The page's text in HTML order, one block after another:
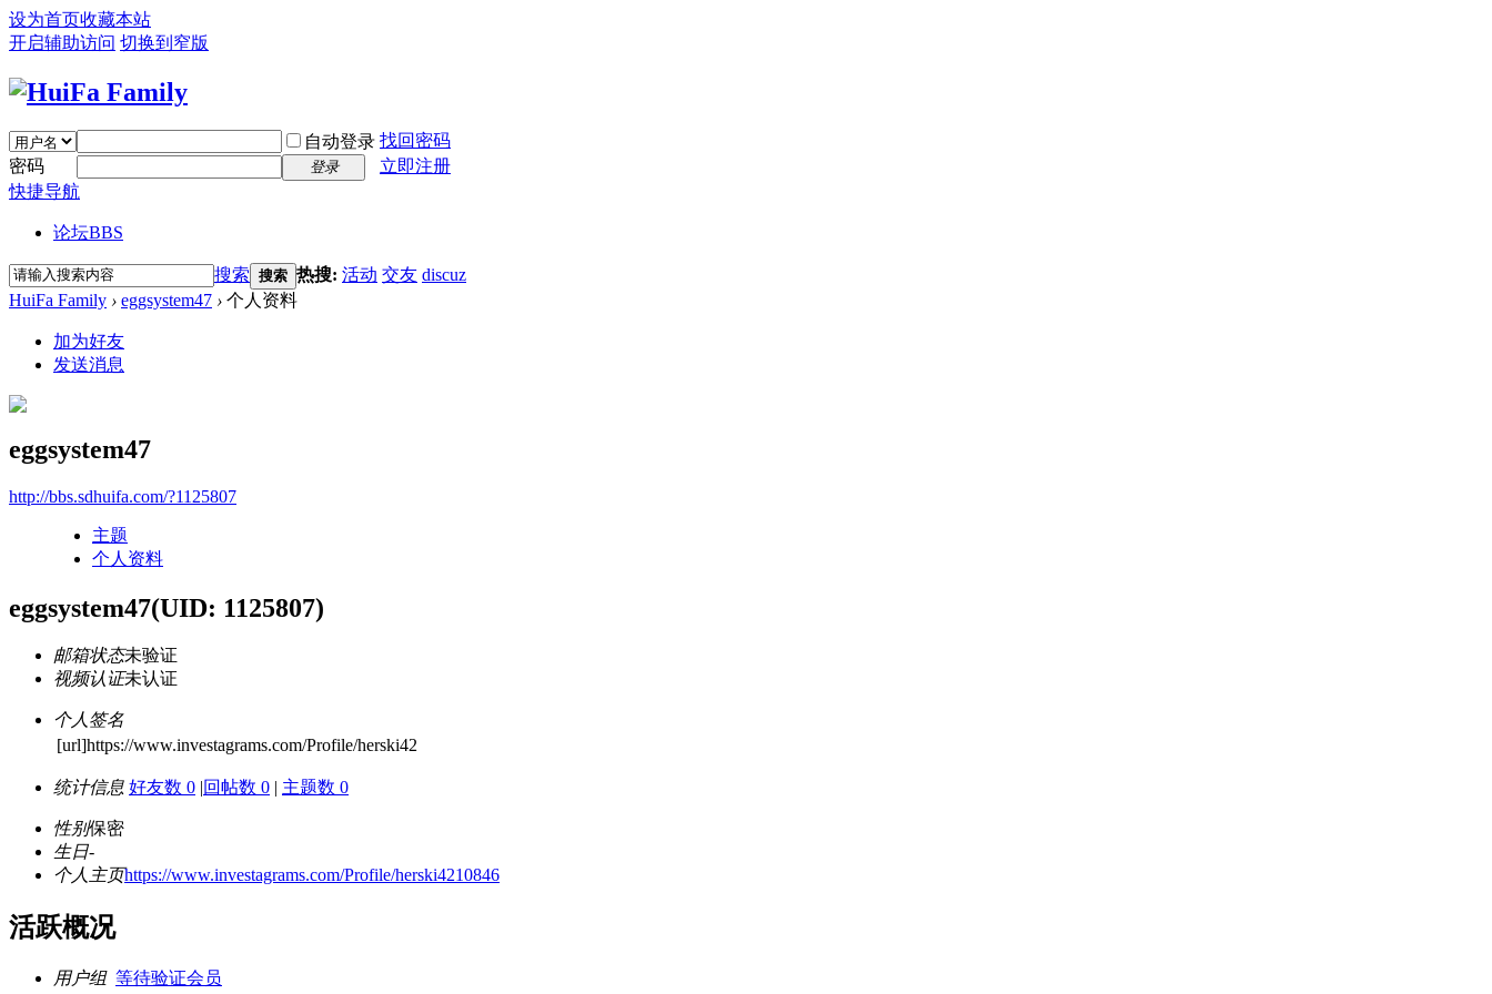
设为首页收藏本站
开启辅助访问 切换到窄版
自动登录 找回密码
密码
登录
立即注册
快捷导航
论坛BBS
搜索 搜索 热搜: 活动 交友 discuz
HuiFa Family › eggsystem47 › 个人资料
加为好友
发送消息
eggsystem47
http://bbs.sdhuifa.com/?1125807
主题
个人资料
eggsystem47(UID: 1125807)
邮箱状态未验证
视频认证未认证
个人签名
[url]https://www.investagrams.com/Profile/herski42
统计信息 好友数 0 |回帖数 0 | 主题数 0
性别保密
生日-
个人主页https://www.investagrams.com/Profile/herski4210846
活跃概况
用户组 等待验证会员